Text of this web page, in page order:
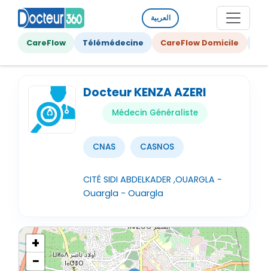
العربية
CareFlow Télémédecine CareFlow Domicile
Docteur KENZA AZERI
Médecin Généraliste
CNAS CASNOS
CITÉ SIDI ABDELKADER ,OUARGLA -
Ouargla - Ouargla
+
−